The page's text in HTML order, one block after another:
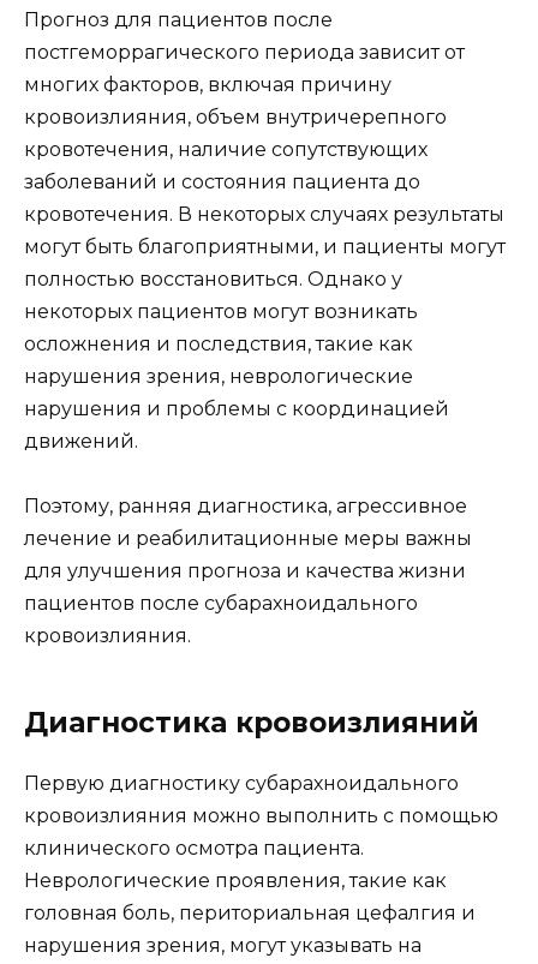
Прогноз для пациентов после
постгеморрагического периода зависит от
многих факторов, включая причину
кровоизлияния, объем внутричерепного
кровотечения, наличие сопутствующих
заболеваний и состояния пациента до
кровотечения. В некоторых случаях результаты
могут быть благоприятными, и пациенты могут
полностью восстановиться. Однако у
некоторых пациентов могут возникать
осложнения и последствия, такие как
нарушения зрения, неврологические
нарушения и проблемы с координацией
движений.
Поэтому, ранняя диагностика, агрессивное
лечение и реабилитационные меры важны
для улучшения прогноза и качества жизни
пациентов после субарахноидального
кровоизлияния.
Диагностика кровоизлияний
Первую диагностику субарахноидального
кровоизлияния можно выполнить с помощью
клинического осмотра пациента.
Неврологические проявления, такие как
головная боль, периториальная цефалгия и
нарушения зрения, могут указывать на